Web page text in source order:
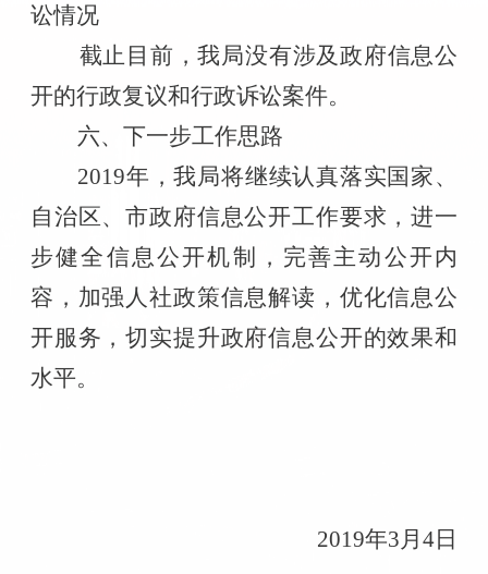
讼情况
截止目前，我局没有涉及政府信息公
开的行政复议和行政诉讼案件。
六、下一步工作思路
2019年，我局将继续认真落实国家、
自治区、市政府信息公开工作要求，进一
步健全信息公开机制，完善主动公开内
容，加强人社政策信息解读，优化信息公
开服务，切实提升政府信息公开的效果和
水平。
2019年3月4日